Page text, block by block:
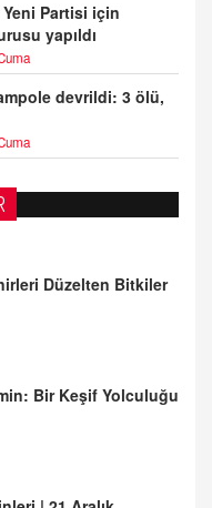
Partisi için
yapıldı
devrildi: 3 ölü,
Düzelten Bitkiler